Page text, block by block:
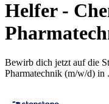
Helfer -
Bewirb dich jetzt auf die
Pharmatechnik (m/w/d) in .